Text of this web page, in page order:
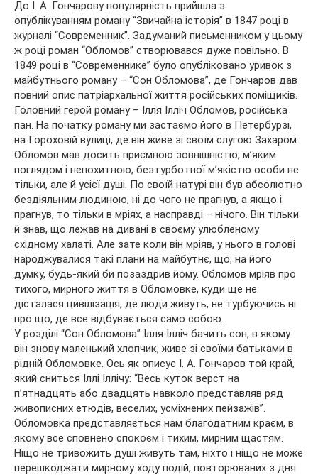
До І. А. Гончарову популярність прийшла з
опублікуванням роману “Звичайна історія” в 1847 році в
журналі “Современник”. Задуманий письменником у цьому
ж році роман “Обломов” створювався дуже повільно. В
1849 році в “Современнике” було опубліковано уривок з
майбутнього роману – “Сон Обломова”, де Гончаров дав
повний опис патріархальної життя російських поміщиків.
Головний герой роману – Ілля Ілліч Обломов, російська
пан. На початку роману ми застаємо його в Петербурзі,
на Гороховій вулиці, де він живе зі своїм слугою Захаром.
Обломов мав досить приємною зовнішністю, м’яким
поглядом і непохитною, безтурботної м’якістю особи не
тільки, але й усієї душі. По своїй натурі він був абсолютно
бездіяльним людиною, ні до чого не прагнув, а якщо і
прагнув, то тільки в мріях, а насправді – нічого. Він тільки
й знав, що лежав на дивані в своєму улюбленому
східному халаті. Але зате коли він мріяв, у нього в голові
народжувалися такі плани на майбутнє, що, на його
думку, будь-який би позаздрив йому. Обломов мріяв про
тихого, мирного життя в Обломовке, куди ще не
дісталася цивілізація, де люди живуть, не турбуючись ні
про що, де все відбувається само собою.
У розділі “Сон Обломова” Ілля Ілліч бачить сон, в якому
він знову маленький хлопчик, живе зі своїми батьками в
рідній Обломовке. Ось як описує І. А. Гончаров той край,
який сниться Іллі Іллічу: “Весь куток верст на
п’ятнадцять або двадцять навколо представляв ряд
живописних етюдів, веселих, усміхнених пейзажів”.
Обломовка представляється нам благодатним краєм, в
якому все сповнено спокоєм і тихим, мирним щастям.
Ніщо не тривожить душі живуть там, ніхто і ніщо не може
перешкоджати мирному ходу подій, повторюваних з дня